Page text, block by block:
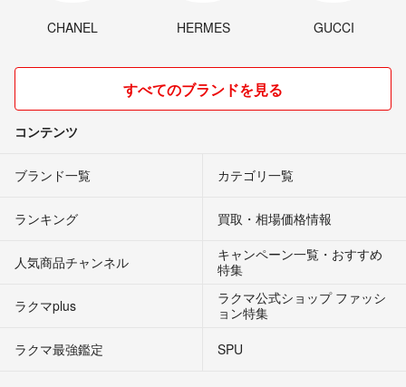
CHANEL HERMES GUCCI
すべてのブランドを見る
コンテンツ
ブランド一覧 カテゴリ一覧
ランキング 買取・相場価格情報
人気商品チャンネル
キャンペーン一覧・おすすめ
特集
ラクマplus
ラクマ公式ショップ ファッシ
ョン特集
ラクマ最強鑑定
SPU